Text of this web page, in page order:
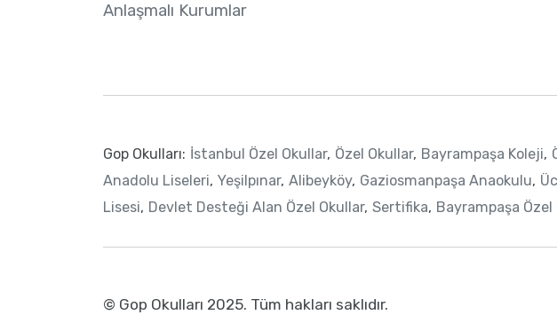
Anlaşmalı Kurumlar
Gop Okulları: İstanbul Özel Okullar, Özel Okullar, Bayrampaşa Koleji,
Anadolu Liseleri, Yeşilpınar, Alibeyköy, Gaziosmanpaşa Anaokulu,
Lisesi, Devlet Desteği Alan Özel Okullar, Sertifika, Bayrampaşa Özel
© Gop Okulları 2025. Tüm hakları saklıdır.